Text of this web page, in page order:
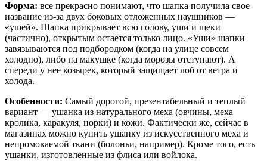
Форма: все прекрасно понимают, что шапка получила свое
название из-за двух боковых отложенных наушников —
«ушей». Шапка прикрывает всю голову, уши и щеки
(частично), открытым остается только лицо. «Уши» шапки
завязываются под подбородком (когда на улице совсем
холодно), либо на макушке (когда морозы отступают). А
спереди у нее козырек, который защищает лоб от ветра и
холода.
Особенности: Самый дорогой, презентабельный и теплый
вариант — ушанка из натурального меха (овчины, меха
кролика, каракуля, норки) и кожи. Фактически же, сейчас в
магазинах можно купить ушанку из искусственного меха и
непромокаемой ткани (болоньи, например). Кроме того, есть
ушанки, изготовленные из флиса или войлока.